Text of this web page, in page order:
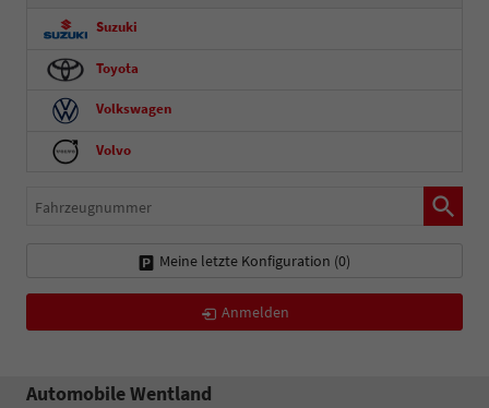
Suzuki
Toyota
Volkswagen
Volvo
Fahrzeugnummer
Meine letzte Konfiguration (0)
Anmelden
Automobile Wentland